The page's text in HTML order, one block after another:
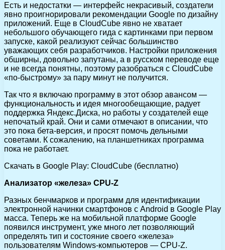
Есть и недостатки — интерфейс некрасивый, создатели
явно проигнорировали рекомендации Google по дизайну
приложений. Еще в CloudCube явно не хватает
небольшого обучающего гида с картинками при первом
запуске, какой реализуют сейчас большинство
уважающих себя разработчиков. Настройки приложения
обширны, довольно запутаны, а в русском переводе еще
и не всегда понятны, поэтому разобраться с CloudCube
«по-быстрому» за пару минут не получится.
Так что я включаю программу в этот обзор авансом —
функциональность и идея многообещающие, радует
поддержка Яндекс.Диска, но работы у создателей еще
непочатый край. Они и сами отмечают в описании, что
это пока бета-версия, и просят помочь дельными
советами. К сожалению, на планшетниках программа
пока не работает.
Скачать в Google Play: CloudCube (бесплатно)
Анализатор «железа» CPU-Z
Разных бенчмарков и программ для идентификации
электронной начинки смартфонов с Android в Google Play
масса. Теперь же на мобильной платформе Google
появился инструмент, уже много лет позволяющий
определять тип и состояние своего «железа»
пользователям Windows-компьютеров — CPU-Z.